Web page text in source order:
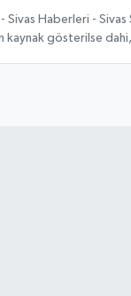
Sivas Haberleri -
kaynak gösterilse